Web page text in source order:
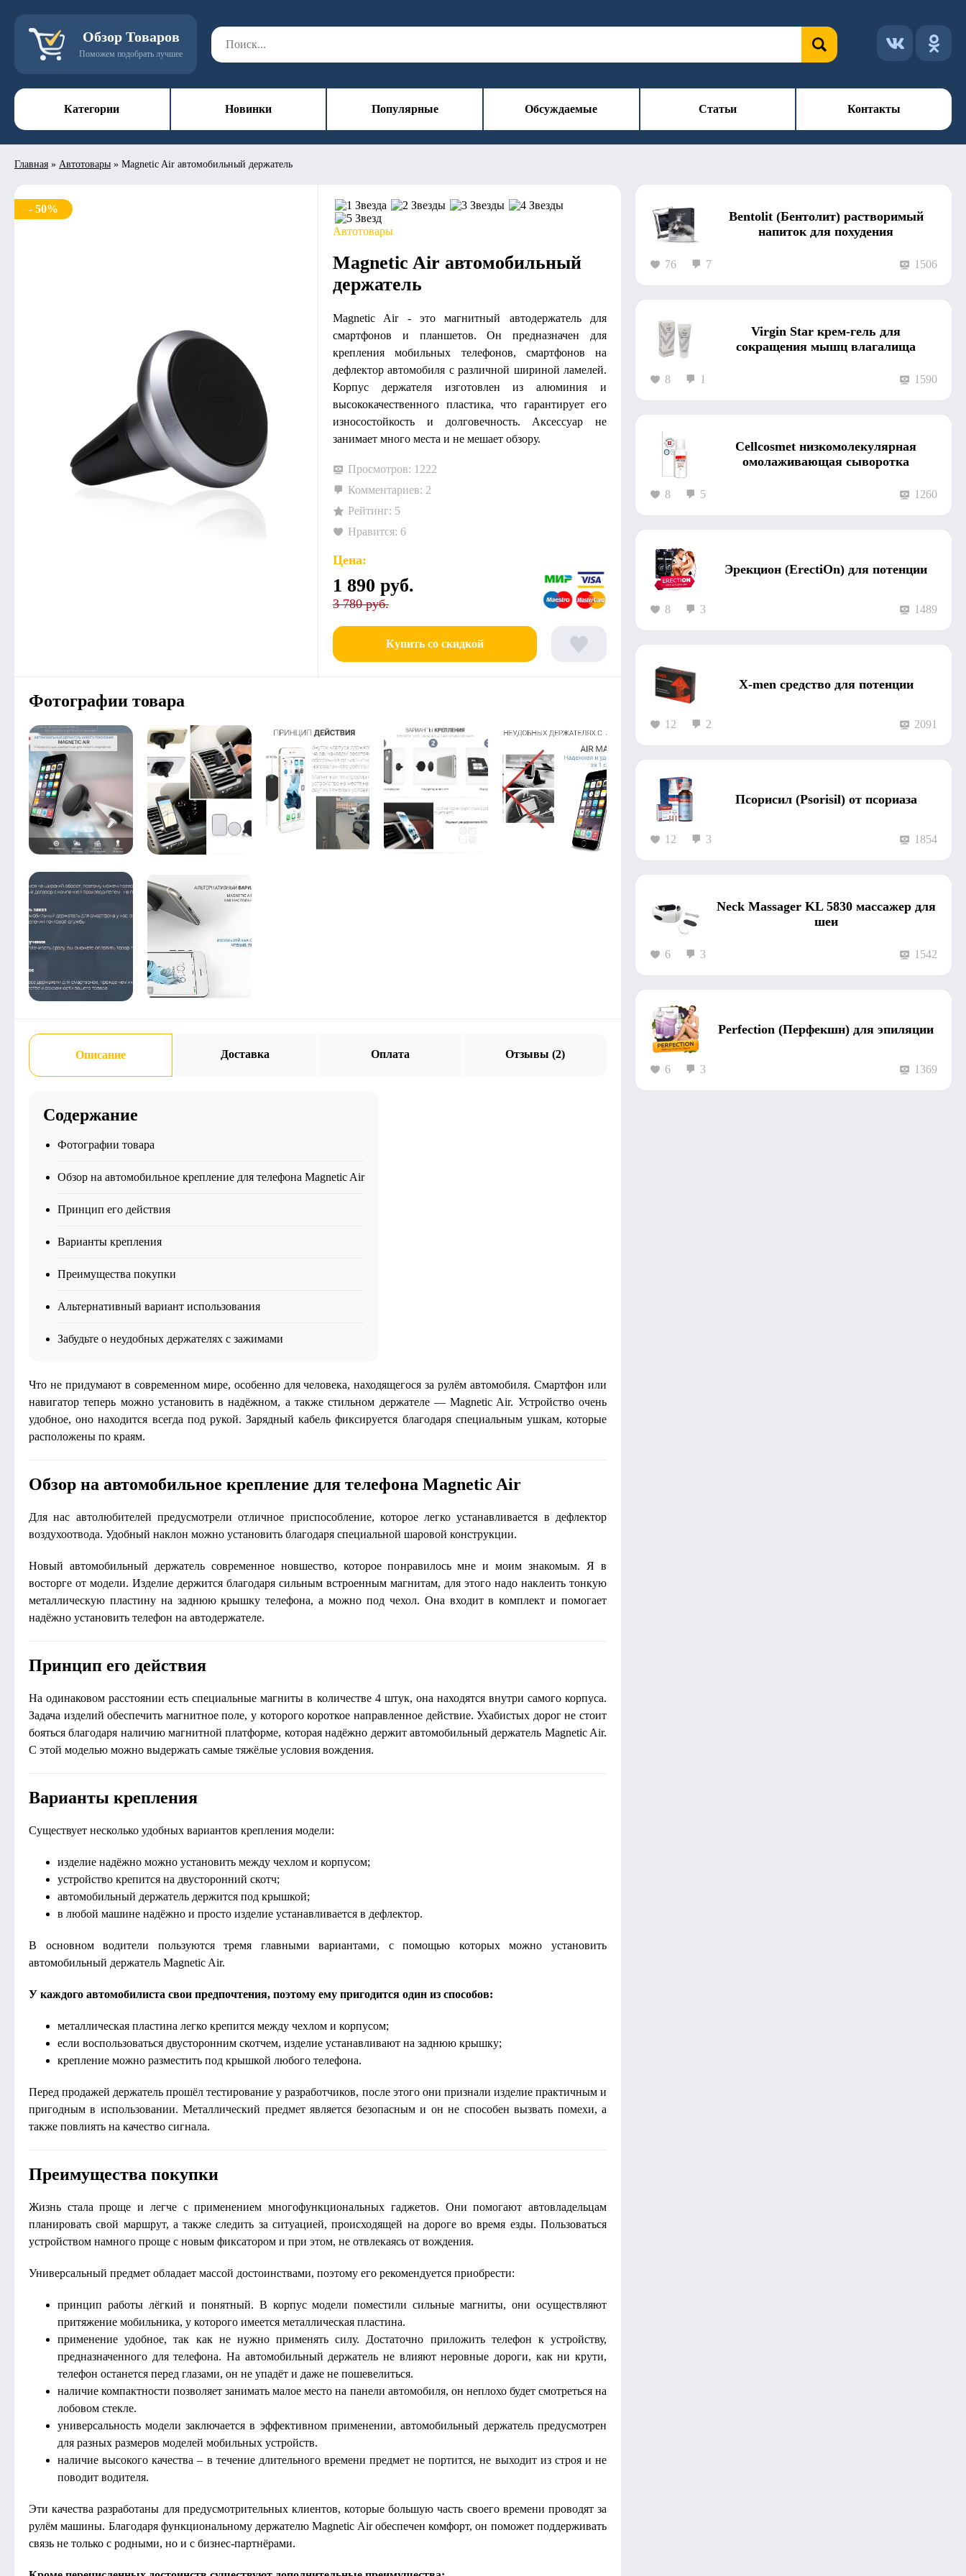
Обзор Товаров
Поможем подобрать лучшее
Категории Новинки Популярные Обсуждаемые Статьи Контакты
Главная » Автотовары » Magnetic Air автомобильный держатель
Bentolit (Бентолит) растворимый
напиток для похудения
76 7 1506
Virgin Star крем-гель для
сокращения мышц влагалища
8 1 1590
Сеllcosmet низкомолекулярная
омолаживающая сыворотка
8 5 1260
Эрекцион (ErectiOn) для потенции
8 3 1489
X-men средство для потенции
12 2 2091
Псорисил (Psorisil) от псориаза
12 3 1854
Neck Massager KL 5830 массажер для
шеи
6 3 1542
Perfection (Перфекшн) для эпиляции
6 3 1369
- 50%
Автотовары
Magnetic Air автомобильный
держатель
Magnetic Air - это магнитный автодержатель для
смартфонов и планшетов. Он предназначен для
крепления мобильных телефонов, смартфонов на
дефлектор автомобиля с различной шириной ламелей.
Корпус держателя изготовлен из алюминия и
высококачественного пластика, что гарантирует его
износостойкость и долговечность. Аксессуар не
занимает много места и не мешает обзору.
Просмотров: 1222
Комментариев: 2
Рейтинг: 5
Нравится: 6
Цена:
1 890 руб.
3 780 руб.
Купить со скидкой
Фотографии товара
Описание Доставка Оплата Отзывы (2)
Содержание
Фотографии товара
Обзор на автомобильное крепление для телефона Magnetic Air
Принцип его действия
Варианты крепления
Преимущества покупки
Альтернативный вариант использования
Забудьте о неудобных держателях с зажимами
Что не придумают в современном мире, особенно для человека, находящегося за рулём автомобиля. Смартфон или
навигатор теперь можно установить в надёжном, а также стильном держателе — Magnetic Air. Устройство очень
удобное, оно находится всегда под рукой. Зарядный кабель фиксируется благодаря специальным ушкам, которые
расположены по краям.
Обзор на автомобильное крепление для телефона Magnetic Air
Для нас автолюбителей предусмотрели отличное приспособление, которое легко устанавливается в дефлектор
воздухоотвода. Удобный наклон можно установить благодаря специальной шаровой конструкции.
Новый автомобильный держатель современное новшество, которое понравилось мне и моим знакомым. Я в
восторге от модели. Изделие держится благодаря сильным встроенным магнитам, для этого надо наклеить тонкую
металлическую пластину на заднюю крышку телефона, а можно под чехол. Она входит в комплект и помогает
надёжно установить телефон на автодержателе.
Принцип его действия
На одинаковом расстоянии есть специальные магниты в количестве 4 штук, она находятся внутри самого корпуса.
Задача изделий обеспечить магнитное поле, у которого короткое направленное действие. Ухабистых дорог не стоит
бояться благодаря наличию магнитной платформе, которая надёжно держит автомобильный держатель Magnetic Air.
С этой моделью можно выдержать самые тяжёлые условия вождения.
Варианты крепления
Существует несколько удобных вариантов крепления модели:
изделие надёжно можно установить между чехлом и корпусом;
устройство крепится на двусторонний скотч;
автомобильный держатель держится под крышкой;
в любой машине надёжно и просто изделие устанавливается в дефлектор.
В основном водители пользуются тремя главными вариантами, с помощью которых можно установить
автомобильный держатель Magnetic Air.
У каждого автомобилиста свои предпочтения, поэтому ему пригодится один из способов:
металлическая пластина легко крепится между чехлом и корпусом;
если воспользоваться двусторонним скотчем, изделие устанавливают на заднюю крышку;
крепление можно разместить под крышкой любого телефона.
Перед продажей держатель прошёл тестирование у разработчиков, после этого они признали изделие практичным и
пригодным в использовании. Металлический предмет является безопасным и он не способен вызвать помехи, а
также повлиять на качество сигнала.
Преимущества покупки
Жизнь стала проще и легче с применением многофункциональных гаджетов. Они помогают автовладельцам
планировать свой маршрут, а также следить за ситуацией, происходящей на дороге во время езды. Пользоваться
устройством намного проще с новым фиксатором и при этом, не отвлекаясь от вождения.
Универсальный предмет обладает массой достоинствами, поэтому его рекомендуется приобрести:
принцип работы лёгкий и понятный. В корпус модели поместили сильные магниты, они осуществляют
притяжение мобильника, у которого имеется металлическая пластина.
применение удобное, так как не нужно применять силу. Достаточно приложить телефон к устройству,
предназначенного для телефона. На автомобильный держатель не влияют неровные дороги, как ни крути,
телефон останется перед глазами, он не упадёт и даже не пошевелиться.
наличие компактности позволяет занимать малое место на панели автомобиля, он неплохо будет смотреться на
лобовом стекле.
универсальность модели заключается в эффективном применении, автомобильный держатель предусмотрен
для разных размеров моделей мобильных устройств.
наличие высокого качества – в течение длительного времени предмет не портится, не выходит из строя и не
поводит водителя.
Эти качества разработаны для предусмотрительных клиентов, которые большую часть своего времени проводят за
рулём машины. Благодаря функциональному держателю Magnetic Air обеспечен комфорт, он поможет поддерживать
связь не только с родными, но и с бизнес-партнёрами.